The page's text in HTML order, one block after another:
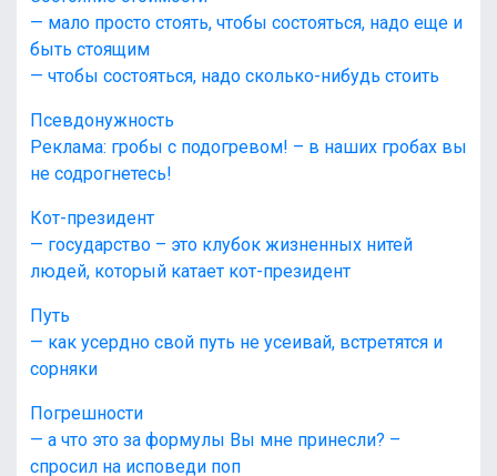
— мало просто стоять, чтобы состояться, надо еще и
быть стоящим
— чтобы состояться, надо сколько-нибудь стоить
Псевдонужность
Реклама: гробы с подогревом! – в наших гробах вы
не содрогнетесь!
Кот-президент
— государство – это клубок жизненных нитей
людей, который катает кот-президент
Путь
— как усердно свой путь не усеивай, встретятся и
сорняки
Погрешности
— а что это за формулы Вы мне принесли? –
спросил на исповеди поп